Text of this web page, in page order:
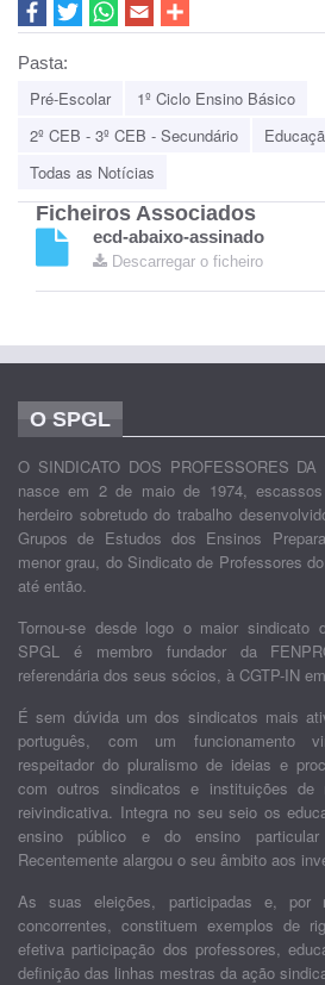
Pasta:
Pré-Escolar
1º Ciclo Ensino Básico
2º CEB - 3º CEB - Secundário
Todas as Notícias
Ficheiros Associados
ecd-abaixo-assinado
Descarregar o ficheiro
O SPGL
O SINDICATO DOS PROFESSORES
nasce em 2 de maio de 1974,
herdeiro sobretudo do trabalho
Grupos de Estudos dos Ensinos
menor grau, do Sindicato de Professores
até então.
Tornou-se desde logo o maior sindicato
SPGL é membro fundador da
referendária dos seus sócios, à CGTP-IN
É sem dúvida um dos sindicatos mais
português, com um funcionamento
respeitador do pluralismo de ideias e
com outros sindicatos e instituições
reivindicativa. Integra no seu seio os
ensino público e do ensino
Recentemente alargou o seu âmbito aos
As suas eleições, participadas e, por
concorrentes, constituem exemplos de
efetiva participação dos professores,
definição das linhas mestras da ação